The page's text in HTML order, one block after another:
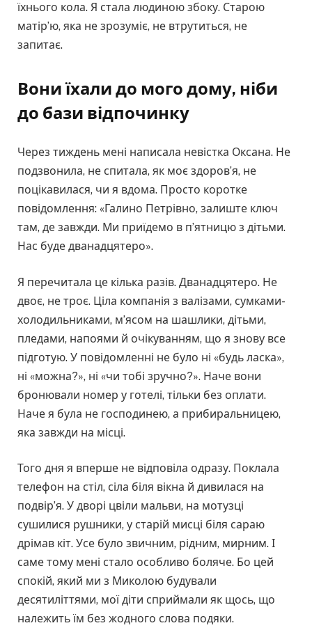
їхнього кола. Я стала людиною збоку. Старою
матір’ю, яка не зрозуміє, не втрутиться, не
запитає.
Вони їхали до мого дому, ніби
до бази відпочинку
Через тиждень мені написала невістка Оксана. Не
подзвонила, не спитала, як моє здоров’я, не
поцікавилася, чи я вдома. Просто коротке
повідомлення: «Галино Петрівно, залиште ключ
там, де завжди. Ми приїдемо в п’ятницю з дітьми.
Нас буде дванадцятеро».
Я перечитала це кілька разів. Дванадцятеро. Не
двоє, не троє. Ціла компанія з валізами, сумками-
холодильниками, м’ясом на шашлики, дітьми,
пледами, напоями й очікуванням, що я знову все
підготую. У повідомленні не було ні «будь ласка»,
ні «можна?», ні «чи тобі зручно?». Наче вони
бронювали номер у готелі, тільки без оплати.
Наче я була не господинею, а прибиральницею,
яка завжди на місці.
Того дня я вперше не відповіла одразу. Поклала
телефон на стіл, сіла біля вікна й дивилася на
подвір’я. У дворі цвіли мальви, на мотузці
сушилися рушники, у старій мисці біля сараю
дрімав кіт. Усе було звичним, рідним, мирним. І
саме тому мені стало особливо боляче. Бо цей
спокій, який ми з Миколою будували
десятиліттями, мої діти сприймали як щось, що
належить їм без жодного слова подяки.